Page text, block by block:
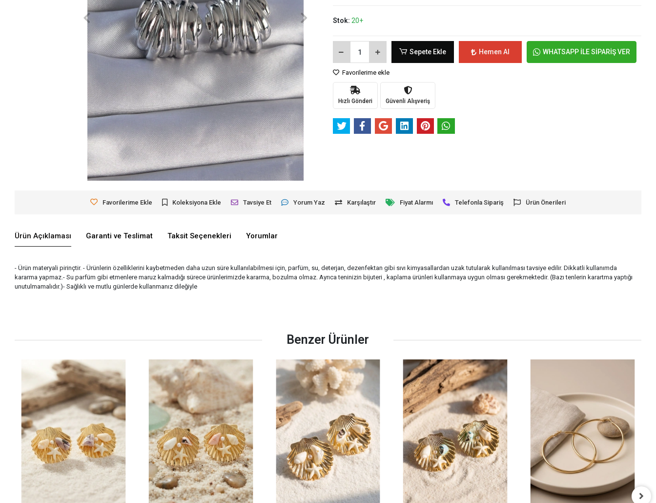
Stok: 20+
Sepete Ekle Hemen Al WHATSAPP İLE SİPARİŞ VER
Favorilerime ekle
Hızlı Gönderi Güvenli Alışveriş
Favorilerime Ekle Koleksiyona Ekle Tavsiye Et Yorum Yaz Karşılaştır Fiyat Alarmı Telefonla Sipariş Ürün Önerileri
Ürün Açıklaması Garanti ve Teslimat Taksit Seçenekleri Yorumlar
- Ürün materyali pirinçtir. - Ürünlerin özelliklerini kaybetmeden daha uzun süre kullanılabilmesi için, parfüm, su, deterjan, dezenfektan gibi sıvı kimyasallardan uzak tutularak kullanılması tavsiye edilir. Dikkatli kullanımda
kararma yapmaz.- Su parfüm gibi etmenlere maruz kalmadığı sürece ürünlerimizde kararma, bozulma olmaz. Ayrıca teninizin bijuteri , kaplama ürünleri kullanmaya uygun olması gerekmektedir. (Bazı tenlerin karartma yaptığı
unutulmamalıdır.)- Sağlıklı ve mutlu günlerde kullanmanız dileğiyle
Benzer Ürünler